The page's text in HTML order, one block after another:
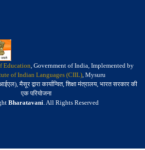
Education, Government of India, Implemented by
of Indian Languages (CIIL), Mysuru
मैसूर द्वारा कार्यान्वित, शिक्षा मंत्रालय, भारत सरकार की
एक परियोजना
Bharatavani. All Rights Reserved